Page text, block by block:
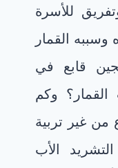
للأسرة
القمار
قابع في
وكم
من غير تربية
الأب